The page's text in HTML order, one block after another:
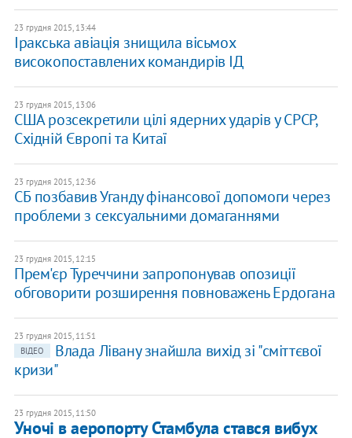
23 грудня 2015, 13:44
Іракська авіація знищила вісьмох
високопоставлених командирів ІД
23 грудня 2015, 13:06
США розсекретили цілі ядерних ударів у СРСР,
Східній Європі та Китаї
23 грудня 2015, 12:36
СБ позбавив Уганду фінансової допомоги через
проблеми з сексуальними домаганнями
23 грудня 2015, 12:15
Прем'єр Туреччини запропонував опозиції
обговорити розширення повноважень Ердогана
23 грудня 2015, 11:51
ВІДЕО
Влада Лівану знайшла вихід зі "сміттєвої
кризи"
23 грудня 2015, 11:50
Уночі в аеропорту Стамбула стався вибух